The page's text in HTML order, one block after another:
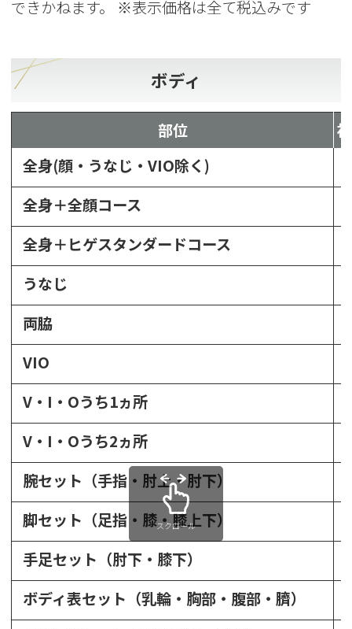
できかねます。 ※表示価格は全て税込みです
ボディ
部位
全身(顔・うなじ・VIO除く)
全身＋全顔コース
全身＋ヒゲスタンダードコース
うなじ
両脇
VIO
V・I・Oうち1ヵ所
V・I・Oうち2ヵ所
腕セット（手指・肘上・肘下）
脚セット（足指・膝・膝上下）
手足セット（肘下・膝下）
ボディ表セット（乳輪・胸部・腹部・臍）
スクロール